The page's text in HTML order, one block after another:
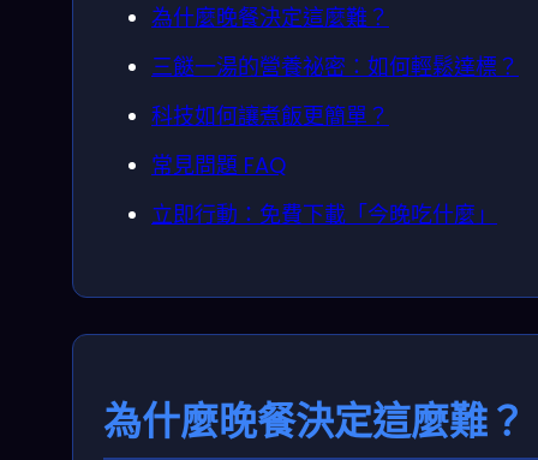
為什麼晚餐決定這麼難？
三餸一湯的營養祕密：如何輕鬆達標？
科技如何讓煮飯更簡單？
常見問題 FAQ
立即行動：免費下載「今晚吃什麼」
為什麼晚餐決定這麼難？